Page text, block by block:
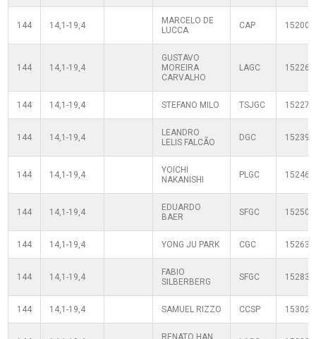
144 14,1-19,4
MARCELO DE
LUCCA
CAP
144 14,1-19,4
GUSTAVO
MOREIRA
CARVALHO
LAGC
144 14,1-19,4 STEFANO MILO TSJGC
144 14,1-19,4
LEANDRO
LELIS FALCÃO
DGC
144 14,1-19,4
YOICHI
NAKANISHI
PLGC
144 14,1-19,4
EDUARDO
BAER
SFGC
144 14,1-19,4 YONG JU PARK CGC
144 14,1-19,4
FABIO
SILBERBERG
SFGC
144 14,1-19,4 SAMUEL RIZZO CCSP
RENATO HAN